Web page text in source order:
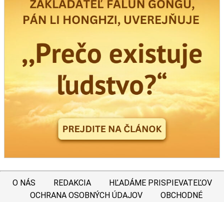
O NÁS REDAKCIA
HĽADÁME PRISPIEVATEĽOV
OCHRANA OSOBNÝCH ÚDAJOV
OBCHODNÉ